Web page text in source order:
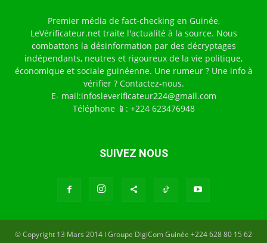
Premier média de fact-checking en Guinée,
LeVérificateur.net traite l'actualité à la source. Nous
combattons la désinformation par des décryptages
indépendants, neutres et rigoureux de la vie politique,
économique et sociale guinéenne. Une rumeur ? Une info à
vérifier ? Contactez-nous.
E- mail:infosleverificateur224@gmail.com
Téléphone 📱: +224 623476948
SUIVEZ NOUS
© Copyright 13 Mars 2014 I Groupe DigiCom Guinée +224 628 80 15 62